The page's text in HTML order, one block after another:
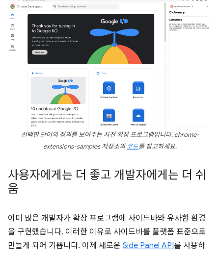
선택한 단어의 정의를 보여주는 사전 확장 프로그램입니다. chrome-
extensions-samples 저장소의코드를 참고하세요.
사용자에게는 더 좋고 개발자에게는 더 쉬
움
이미 많은 개발자가 확장 프로그램에 사이드바와 유사한 환경
을 구현했습니다. 이러한 이유로 사이드바를 플랫폼 표준으로
만들게 되어 기쁩니다. 이제 새로운 Side Panel API를 사용하